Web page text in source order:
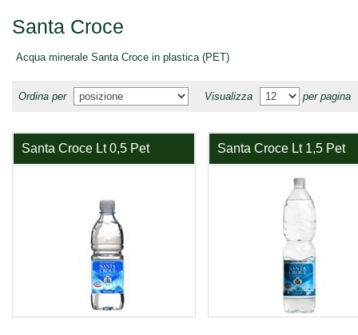
Santa Croce
Acqua minerale Santa Croce in plastica (PET)
Ordina per Visualizza per pagina
Santa Croce Lt 0,5 Pet Santa Croce Lt 1,5 Pet